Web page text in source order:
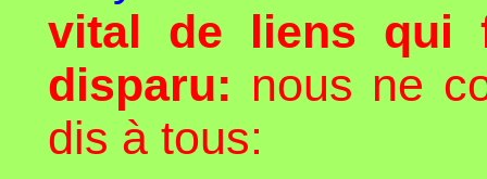
vital de liens qui
disparu: nous ne
dis à tous: